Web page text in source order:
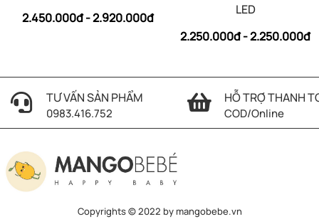
2.450.000đ - 2.920.000đ
LED
2.250.000đ - 2.250.000đ
TƯ VẤN SẢN PHẨM
0983.416.752
HỖ TRỢ THANH
COD/Online
Copyrights © 2022 by mangobebe.vn